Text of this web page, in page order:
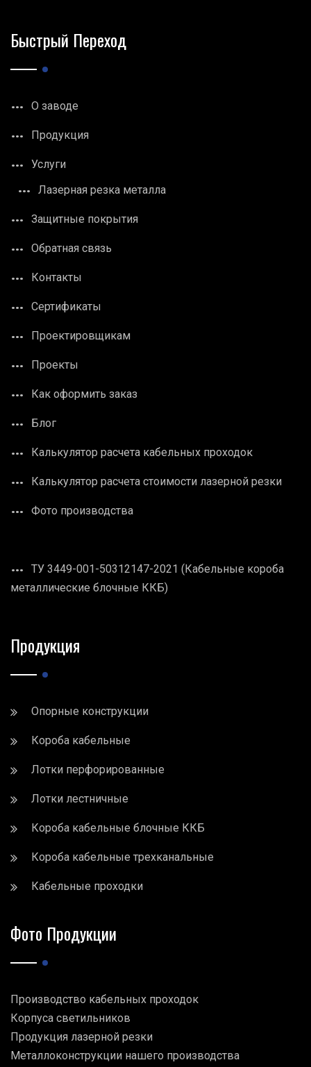
Быстрый Переход
О заводе
Продукция
Услуги
Лазерная резка металла
Защитные покрытия
Обратная связь
Контакты
Сертификаты
Проектировщикам
Проекты
Как оформить заказ
Блог
Калькулятор расчета кабельных проходок
Калькулятор расчета стоимости лазерной резки
Фото производства
ТУ 3449-001-50312147-2021 (Кабельные короба
металлические блочные ККБ)
Продукция
Опорные конструкции
Короба кабельные
Лотки перфорированные
Лотки лестничные
Короба кабельные блочные ККБ
Короба кабельные трехканальные
Кабельные проходки
Фото Продукции
Производство кабельных проходок
Корпуса светильников
Продукция лазерной резки
Металлоконструкции нашего производства